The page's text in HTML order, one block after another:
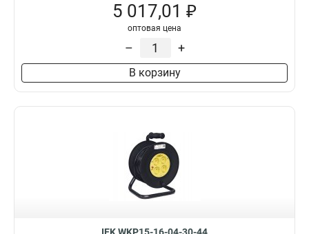
5 017,01 ₽
оптовая цена
– +
В корзину